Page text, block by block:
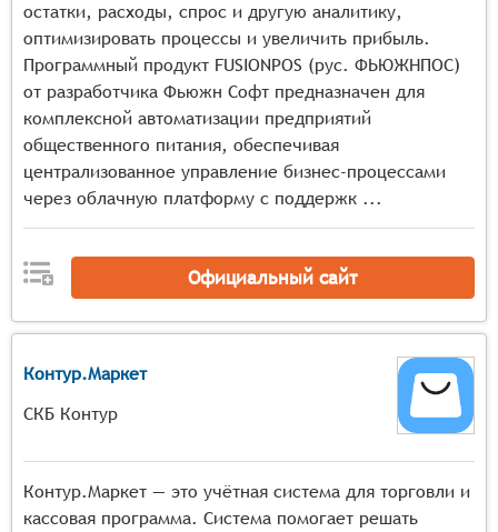
загрузки кухни, распределение заказов между
станками и персоналом, отслеживание этапов
приготовления блюд, контроль времени
приготовления и температурного режима
Складской учёт продуктов — автоматизированный
контроль остатков с учётом сроков годности,
партионный учёт, планирование закупок с учётом
сезонности и популярности блюд, контроль
от разных каналов (зал, доставка, самовывоз),
распределение заказов по станциям
приготовления, контроль готовности и времени
Контроль качества — ведение журналов
бракеража, контроль санитарного состояния
оборудования, отслеживание выполнения
санитарных норм, формирование актов о браке и
списании некачественной продукции
остатки, расходы, спрос и другую аналитику,
оптимизировать процессы и увеличить прибыль.
Программный продукт FUSIONPOS (рус. ФЬЮЖНПОС)
от разработчика Фьюжн Софт предназначен для
комплексной автоматизации предприятий
общественного питания, обеспечивая
централизованное управление бизнес-процессами
через облачную платформу с поддержк ...
Официальный сайт
Контур.Маркет
СКБ Контур
Контур.Маркет — это учётная система для торговли и
кассовая программа. Система помогает решать